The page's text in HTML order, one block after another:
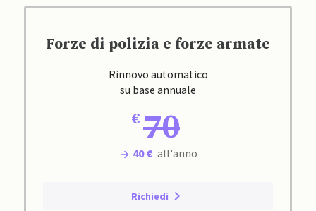
Forze di polizia e forze armate
Rinnovo automatico
su base annuale
70
40 € all'anno
Richiedi